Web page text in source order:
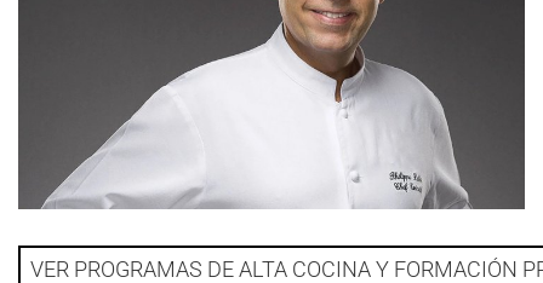
VER PROGRAMAS DE ALTA COCINA Y FORMACIÓN